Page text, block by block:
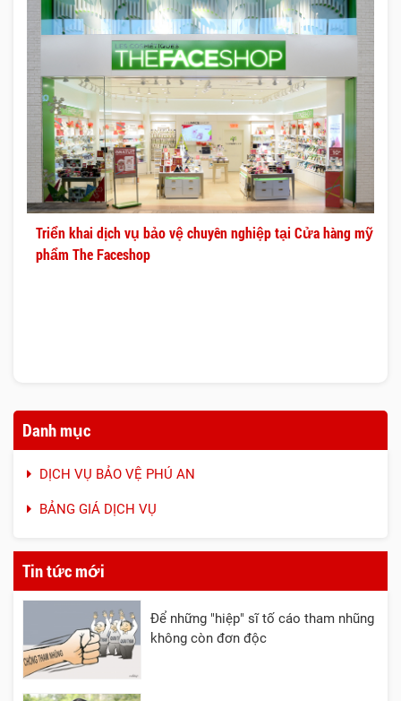
Triển khai dịch vụ bảo vệ chuyên nghiệp tại Cửa hàng mỹ
phẩm The Faceshop
Danh mục
DỊCH VỤ BẢO VỆ PHÚ AN
BẢNG GIÁ DỊCH VỤ
Tin tức mới
Để những "hiệp" sĩ tố cáo tham nhũng
không còn đơn độc